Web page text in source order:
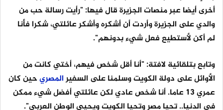
أخرى أيضا عبر منصات الجزيرة قال فيها: "رأيت رسالة حب من
والدي على الجزيرة وأردت أن أشكره وأشكر عائلتي، شكرا فأنا
لم أكن لأستطيع فعل شيء بدونهم".
وتابع بتلقائية لافتة: "أنا أقل شخص فيهم، أختي كانت من
الأوائل على دولة الكويت وسلمنا على السفيرالمصريحين كان
عمري 13 عاما. أنا شخص عادي لكن عائلتي أفضل شيء ممكن
في الدنيا.. تحيا مصر وتحيا الكويت ويحيى الوطن العربي".